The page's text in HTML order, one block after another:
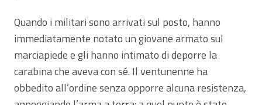
Quando i militari sono arrivati sul posto, hanno
immediatamente notato un giovane armato sul
marciapiede e gli hanno intimato di deporre la
carabina che aveva con sé. Il ventunenne ha
obbedito all’ordine senza opporre alcuna resistenza,